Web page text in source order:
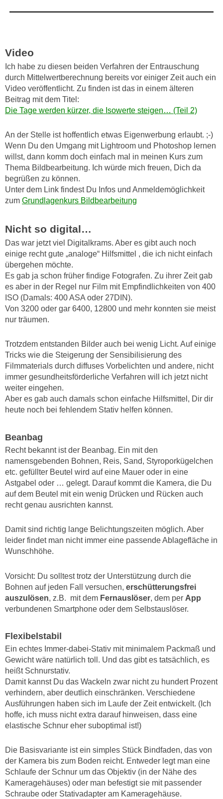
Video
Ich habe zu diesen beiden Verfahren der Entrauschung
durch Mittelwertberechnung bereits vor einiger Zeit auch ein
Video veröffentlicht. Zu finden ist das in einem älteren
Beitrag mit dem Titel:
Die Tage werden kürzer, die Isowerte steigen… (Teil 2)
An der Stelle ist hoffentlich etwas Eigenwerbung erlaubt. ;-)
Wenn Du den Umgang mit Lightroom und Photoshop lernen
willst, dann komm doch einfach mal in meinen Kurs zum
Thema Bildbearbeitung. Ich würde mich freuen, Dich da
begrüßen zu können.
Unter dem Link findest Du Infos und Anmeldemöglichkeit
zum Grundlagenkurs Bildbearbeitung
Nicht so digital…
Das war jetzt viel Digitalkrams. Aber es gibt auch noch
einige recht gute „analoge“ Hilfsmittel , die ich nicht einfach
übergehen möchte.
Es gab ja schon früher findige Fotografen. Zu ihrer Zeit gab
es aber in der Regel nur Film mit Empfindlichkeiten von 400
ISO (Damals: 400 ASA oder 27DIN).
Von 3200 oder gar 6400, 12800 und mehr konnten sie meist
nur träumen.
Trotzdem entstanden Bilder auch bei wenig Licht. Auf einige
Tricks wie die Steigerung der Sensibilisierung des
Filmmaterials durch diffuses Vorbelichten und andere, nicht
immer gesundheitsförderliche Verfahren will ich jetzt nicht
weiter eingehen.
Aber es gab auch damals schon einfache Hilfsmittel, Dir dir
heute noch bei fehlendem Stativ helfen können.
Beanbag
Recht bekannt ist der Beanbag. Ein mit den
namensgebenden Bohnen, Reis, Sand, Styroporkügelchen
etc. gefüllter Beutel wird auf eine Mauer oder in eine
Astgabel oder … gelegt. Darauf kommt die Kamera, die Du
auf dem Beutel mit ein wenig Drücken und Rücken auch
recht genau ausrichten kannst.
Damit sind richtig lange Belichtungszeiten möglich. Aber
leider findet man nicht immer eine passende Ablagefläche in
Wunschhöhe.
Vorsicht: Du solltest trotz der Unterstützung durch die
Bohnen auf jeden Fall versuchen, erschütterungsfrei
auszulösen, z.B. mit dem Fernauslöser, dem per App
verbundenen Smartphone oder dem Selbstauslöser.
Flexibelstabil
Ein echtes Immer-dabei-Stativ mit minimalem Packmaß und
Gewicht wäre natürlich toll. Und das gibt es tatsächlich, es
heißt Schnurstativ.
Damit kannst Du das Wackeln zwar nicht zu hundert Prozent
verhindern, aber deutlich einschränken. Verschiedene
Ausführungen haben sich im Laufe der Zeit entwickelt. (Ich
hoffe, ich muss nicht extra darauf hinweisen, dass eine
elastische Schnur eher suboptimal ist!)
Die Basisvariante ist ein simples Stück Bindfaden, das von
der Kamera bis zum Boden reicht. Entweder legt man eine
Schlaufe der Schnur um das Objektiv (in der Nähe des
Kameragehäuses) oder man befestigt sie mit passender
Schraube oder Stativadapter am Kameragehäuse.